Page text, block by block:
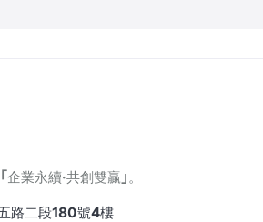
業永續·共創雙贏｣。
路二段180號4樓